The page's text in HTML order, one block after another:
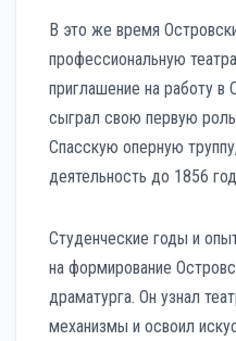
В это же время
профессиональную
приглашение на работу в
сыграл свою первую
Спасскую оперную
деятельность до 1856
Студенческие годы и
на формирование
драматурга. Он узнал
механизмы и освоил